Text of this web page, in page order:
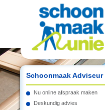
Schoonmaak Adviseur
Nu online afspraak maken
Deskundig advies